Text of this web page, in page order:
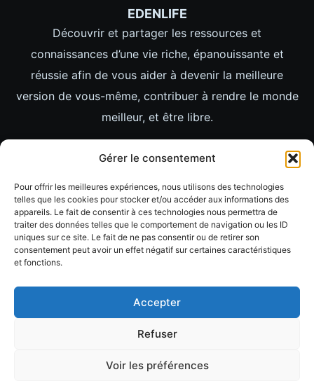
Gérer le consentement
Pour offrir les meilleures expériences, nous utilisons des technologies
telles que les cookies pour stocker et/ou accéder aux informations des
appareils. Le fait de consentir à ces technologies nous permettra de
traiter des données telles que le comportement de navigation ou les ID
uniques sur ce site. Le fait de ne pas consentir ou de retirer son
consentement peut avoir un effet négatif sur certaines caractéristiques
et fonctions.
Accepter
Refuser
Voir les préférences
EDENLIFE
Découvrir et partager les ressources et
connaissances d’une vie riche, épanouissante et
réussie afin de vous aider à devenir la meilleure
version de vous-même, contribuer à rendre le monde
meilleur, et être libre.
LIFESTYLE
MINDSET
IMAGES
Copyright © 2026 | EDEN LIFE | Tous droits réservés